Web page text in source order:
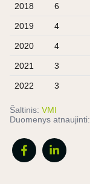
2018 6
2019 4
2020 4
2021 3
2022 3
Šaltinis: VMI
Duomenys atnaujinti: